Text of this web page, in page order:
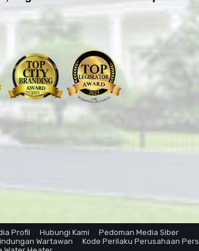
Profil Hubungi Kami
Pedoman Media Siber
Wartawan
Kode Perilaku Perusahaan Pers